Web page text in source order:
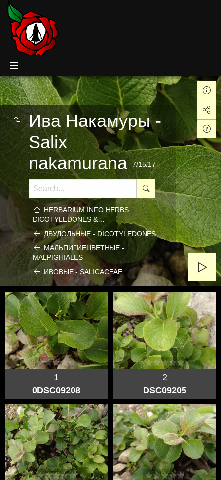
Ива Накамуры -
Salix
nakamurana7/15/17
HERBARIUM.INFO HERBS:
DICOTYLEDONES &…
ДВУДОЛЬНЫЕ - DICOTYLEDONES
МАЛЬПИГИЕЦВЕТНЫЕ -
MALPIGHIALES
ИВОВЫЕ - SALICACEAE
1
0DSC09208
2
DSC09205